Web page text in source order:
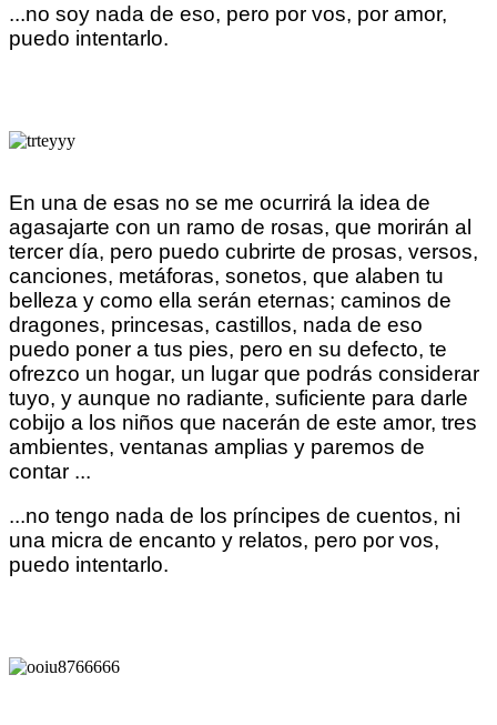
...no soy nada de eso, pero por vos, por amor,
puedo intentarlo.
En una de esas no se me ocurrirá la idea de
agasajarte con un ramo de rosas, que morirán al
tercer día, pero puedo cubrirte de prosas, versos,
canciones, metáforas, sonetos, que alaben tu
belleza y como ella serán eternas; caminos de
dragones, princesas, castillos, nada de eso
puedo poner a tus pies, pero en su defecto, te
ofrezco un hogar, un lugar que podrás considerar
tuyo, y aunque no radiante, suficiente para darle
cobijo a los niños que nacerán de este amor, tres
ambientes, ventanas amplias y paremos de
contar ...
...no tengo nada de los príncipes de cuentos, ni
una micra de encanto y relatos, pero por vos,
puedo intentarlo.